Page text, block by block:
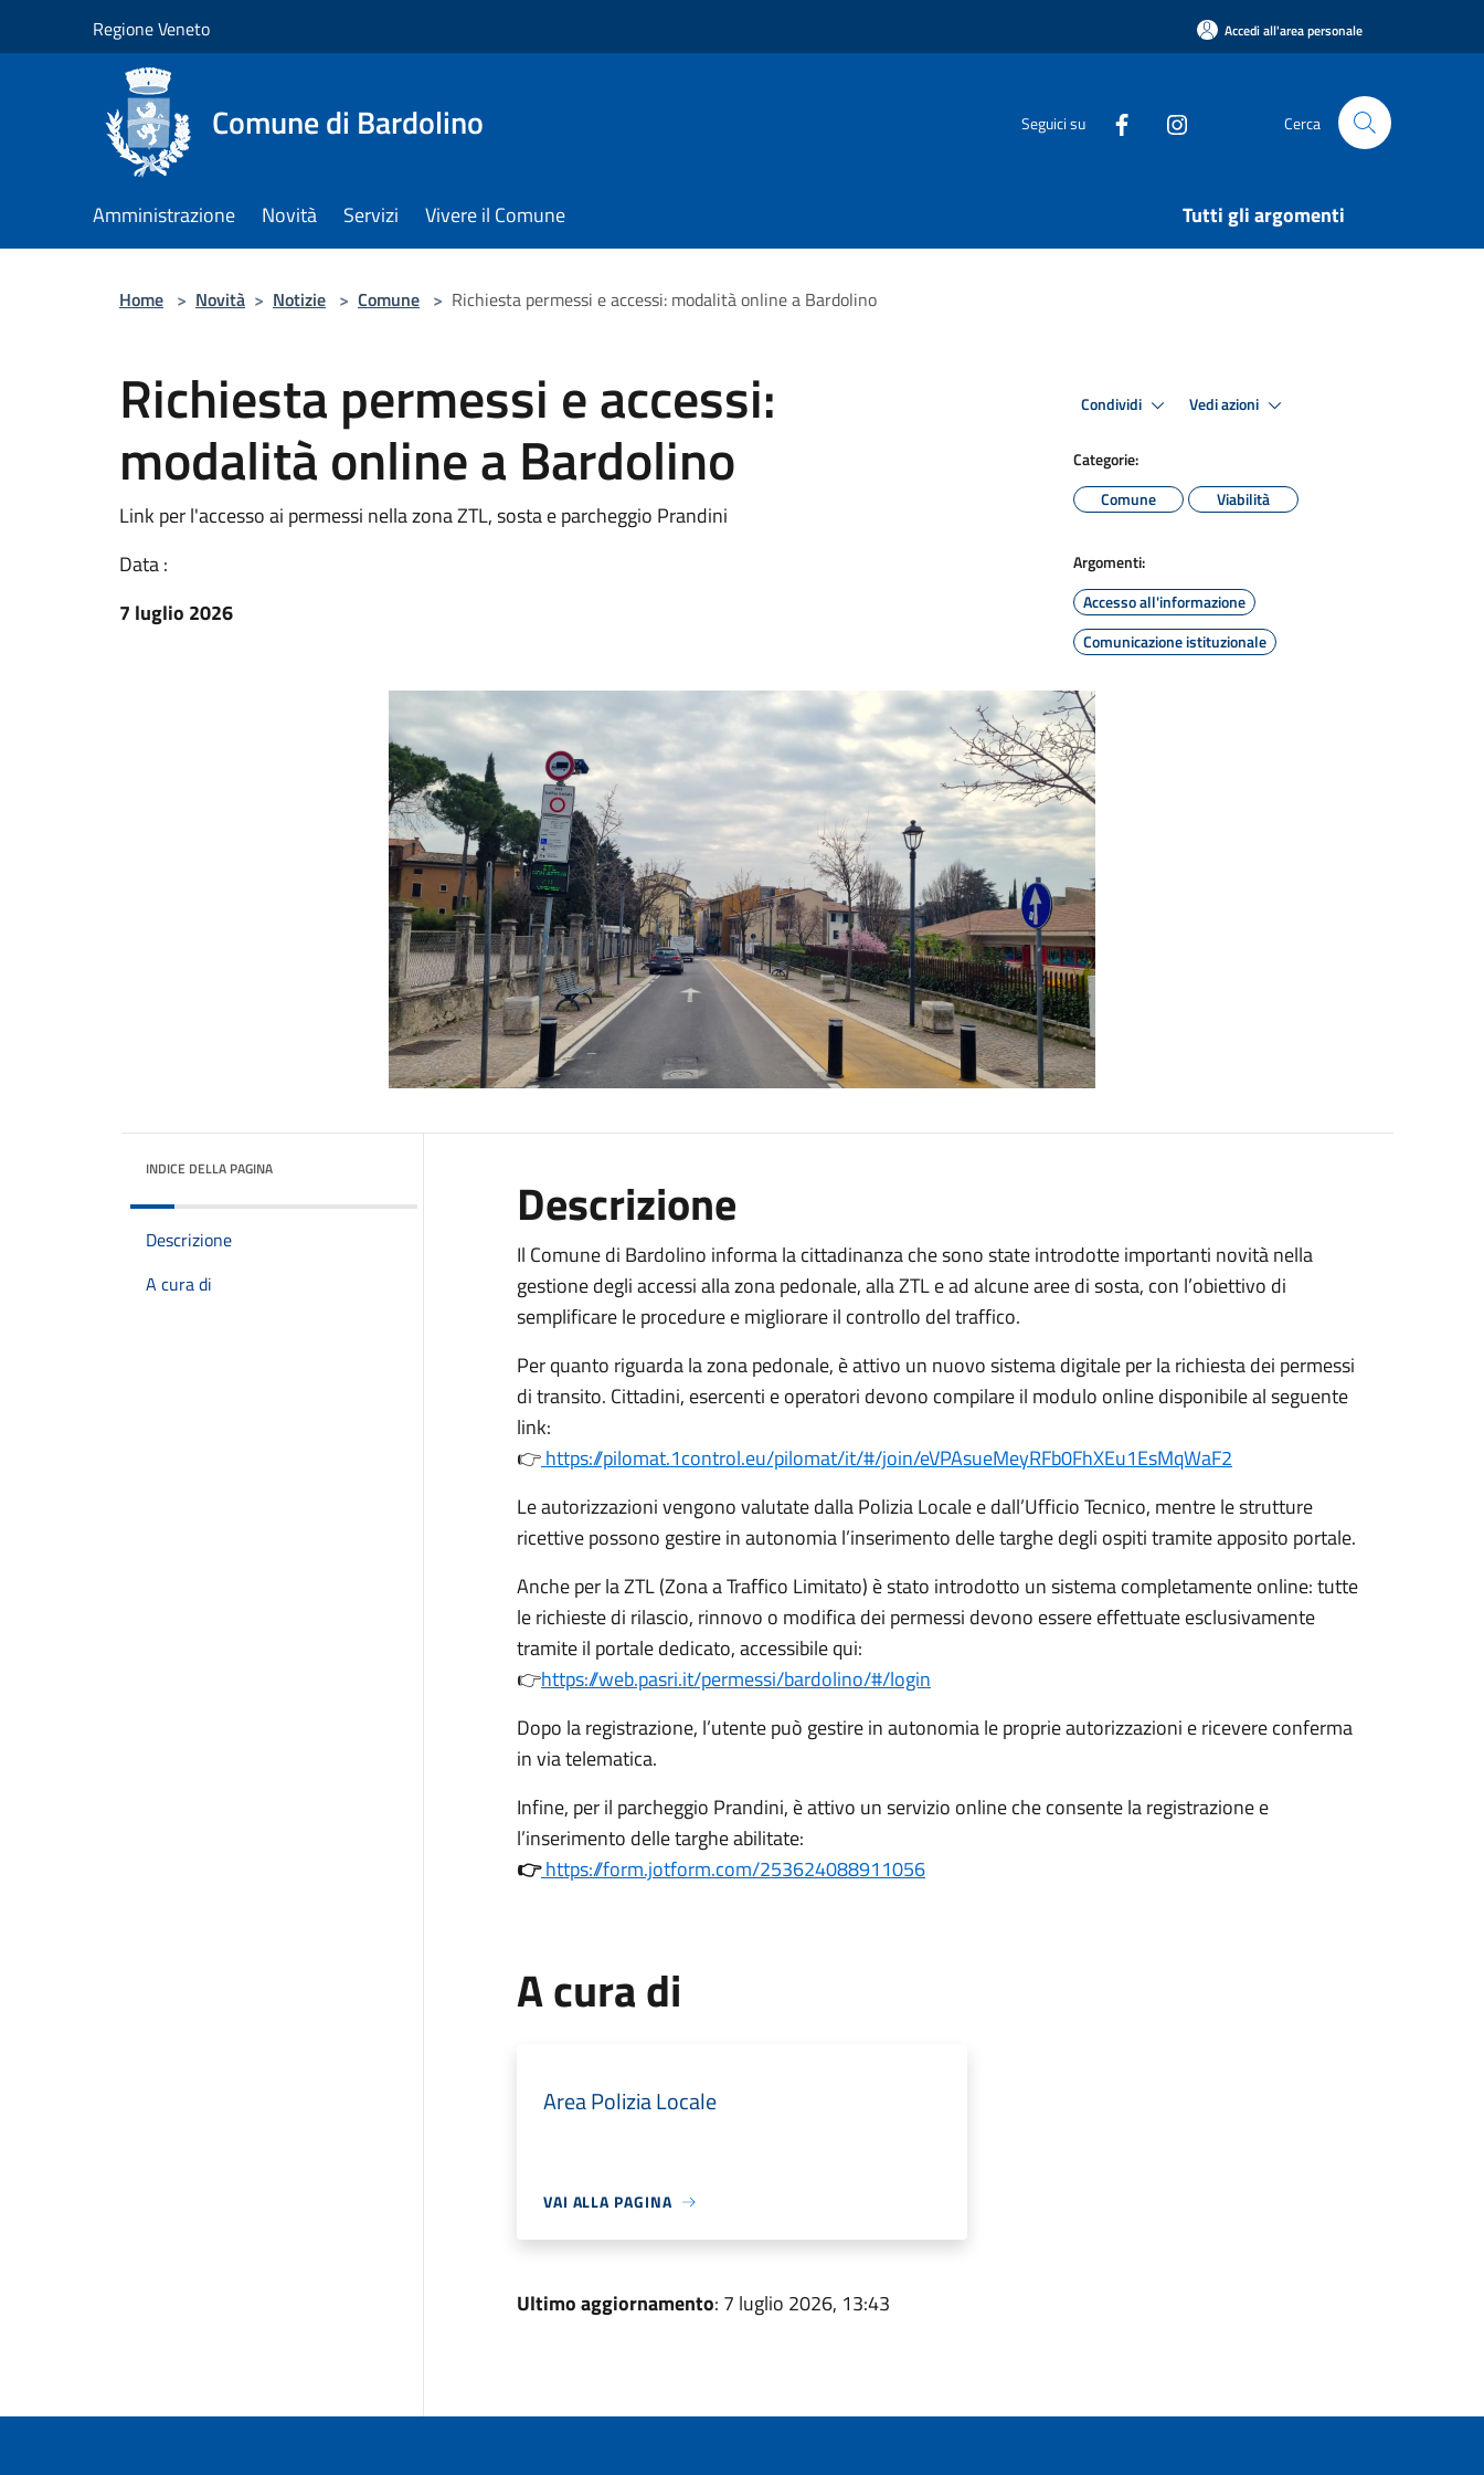
Regione Veneto Accedi all'area personale
Comune di Bardolino Seguici su Cerca
Amministrazione Novità Servizi Vivere il Comune Tutti gli argomenti
Home > Novità > Notizie > Comune > Richiesta permessi e accessi: modalità online a Bardolino
Richiesta permessi e accessi:
modalità online a Bardolino
Link per l'accesso ai permessi nella zona ZTL, sosta e parcheggio Prandini
Data :
7 luglio 2026
Condividi Vedi azioni
Categorie:
Comune
Viabilità
Argomenti:
Accesso all'informazione
Comunicazione istituzionale
INDICE DELLA PAGINA
Descrizione
A cura di
Descrizione
Il Comune di Bardolino informa la cittadinanza che sono state introdotte importanti novità nella
gestione degli accessi alla zona pedonale, alla ZTL e ad alcune aree di sosta, con l’obiettivo di
semplificare le procedure e migliorare il controllo del traffico.
Per quanto riguarda la zona pedonale, è attivo un nuovo sistema digitale per la richiesta dei permessi
di transito. Cittadini, esercenti e operatori devono compilare il modulo online disponibile al seguente
link:
👉https://pilomat.1control.eu/pilomat/it/#/join/eVPAsueMeyRFb0FhXEu1EsMqWaF2
Le autorizzazioni vengono valutate dalla Polizia Locale e dall’Ufficio Tecnico, mentre le strutture
ricettive possono gestire in autonomia l’inserimento delle targhe degli ospiti tramite apposito portale.
Anche per la ZTL (Zona a Traffico Limitato) è stato introdotto un sistema completamente online: tutte
le richieste di rilascio, rinnovo o modifica dei permessi devono essere effettuate esclusivamente
tramite il portale dedicato, accessibile qui:
👉https://web.pasri.it/permessi/bardolino/#/login
Dopo la registrazione, l’utente può gestire in autonomia le proprie autorizzazioni e ricevere conferma
in via telematica.
Infine, per il parcheggio Prandini, è attivo un servizio online che consente la registrazione e
l’inserimento delle targhe abilitate:
👉https://form.jotform.com/253624088911056
A cura di
Area Polizia Locale
VAI ALLA PAGINA
Ultimo aggiornamento: 7 luglio 2026, 13:43